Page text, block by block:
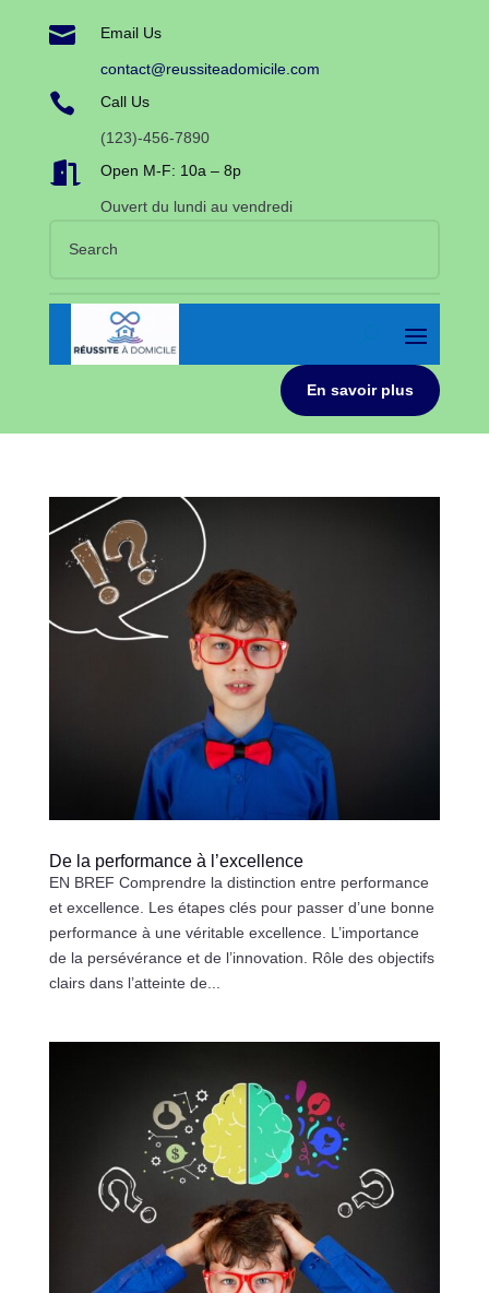
 Email Us
contact@reussiteadomicile.com
 Call Us
(123)-456-7890
 Open M-F: 10a – 8p
Ouvert du lundi au vendredi
En savoir plus
De la performance à l’excellence
EN BREF Comprendre la distinction entre performance
et excellence. Les étapes clés pour passer d’une bonne
performance à une véritable excellence. L’importance
de la persévérance et de l’innovation. Rôle des objectifs
clairs dans l’atteinte de...